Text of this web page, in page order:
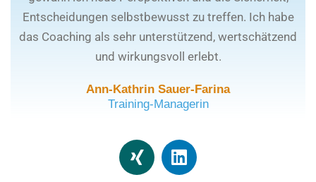
Entscheidungen selbstbewusst zu treffen. Ich habe
das Coaching als sehr unterstützend, wertschätzend
und wirkungsvoll erlebt.
Ann-Kathrin Sauer-Farina
Training-Managerin